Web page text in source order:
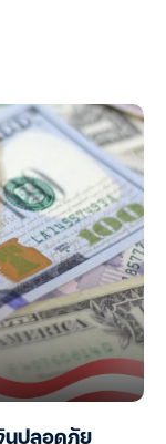
นปลอดภัย